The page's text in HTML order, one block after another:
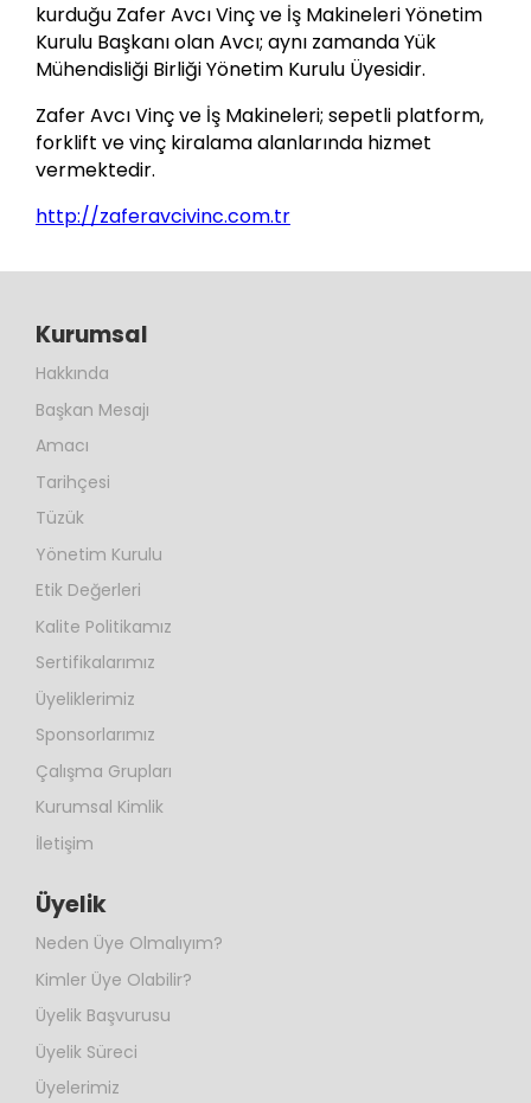
kurduğu Zafer Avcı Vinç ve İş Makineleri Yönetim
Kurulu Başkanı olan Avcı; aynı zamanda Yük
Mühendisliği Birliği Yönetim Kurulu Üyesidir.
Zafer Avcı Vinç ve İş Makineleri; sepetli platform,
forklift ve vinç kiralama alanlarında hizmet
vermektedir.
http://zaferavcivinc.com.tr
Kurumsal
Hakkında
Başkan Mesajı
Amacı
Tarihçesi
Tüzük
Yönetim Kurulu
Etik Değerleri
Kalite Politikamız
Sertifikalarımız
Üyeliklerimiz
Sponsorlarımız
Çalışma Grupları
Kurumsal Kimlik
İletişim
Üyelik
Neden Üye Olmalıyım?
Kimler Üye Olabilir?
Üyelik Başvurusu
Üyelik Süreci
Üyelerimiz